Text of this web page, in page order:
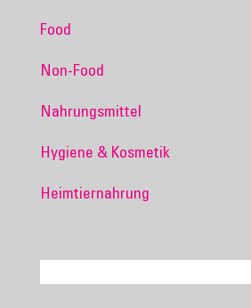
Food
Non-Food
Nahrungsmittel
Hygiene & Kosmetik
Heimtiernahrung